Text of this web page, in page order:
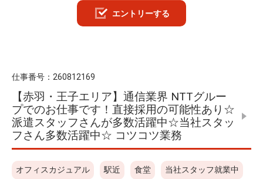
エントリーする
仕事番号： 260812169
【赤羽・王子エリア】通信業界 NTTグルー
プでのお仕事です！直接採用の可能性あり☆
派遣スタッフさんが多数活躍中☆当社スタッ
フさん多数活躍中☆ コツコツ業務
オフィスカジュアル 駅近 食堂 当社スタッフ就業中